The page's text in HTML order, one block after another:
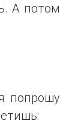
А потом
попрошу